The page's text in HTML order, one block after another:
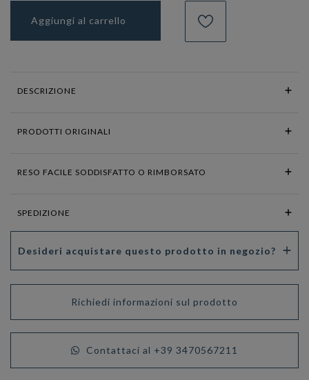
Aggiungi al carrello
DESCRIZIONE
PRODOTTI ORIGINALI
RESO FACILE SODDISFATTO O RIMBORSATO
SPEDIZIONE
Desideri acquistare questo prodotto in negozio?
Richiedi informazioni sul prodotto
Contattaci al +39 3470567211